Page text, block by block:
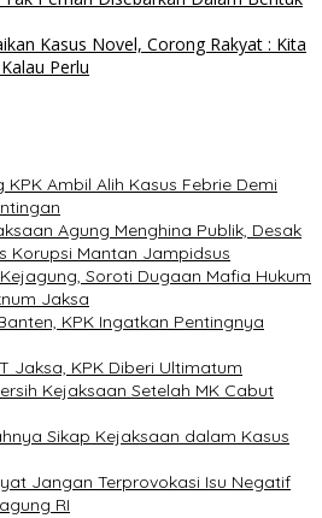
Kasus Novel, Corong Rakyat : Kita
Perlu
KPK Ambil Alih Kasus Febrie Demi
Agung Menghina Publik, Desak
Korupsi Mantan Jampidsus
Soroti Dugaan Mafia Hukum
Jaksa
KPK Ingatkan Pentingnya
Jaksa, KPK Diberi Ultimatum
Kejaksaan Setelah MK Cabut
Sikap Kejaksaan dalam Kasus
Jangan Terprovokasi Isu Negatif
RI